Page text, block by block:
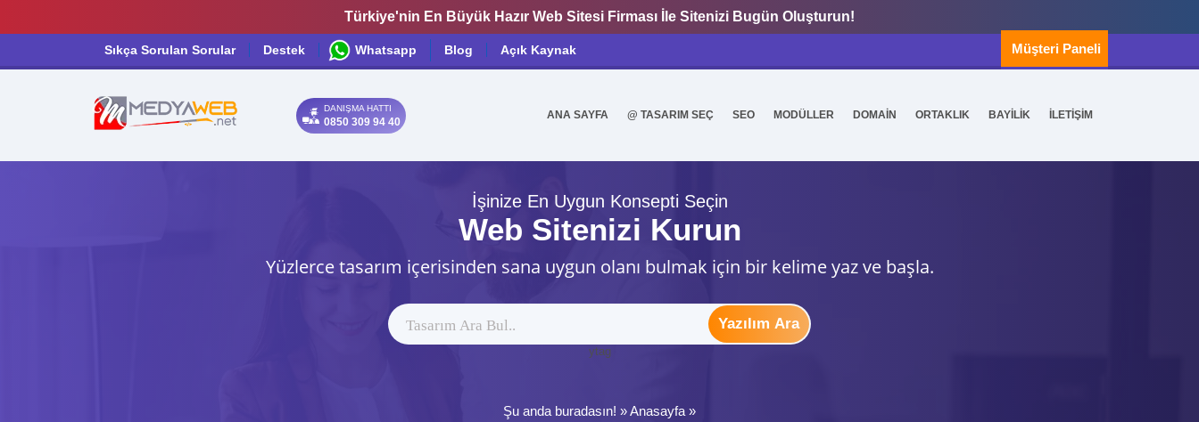
Türkiye'nin En Büyük Hazır Web Sitesi Firması İle Sitenizi Bugün Oluşturun!
Sıkça Sorulan Sorular Destek Whatsapp Blog Açık Kaynak Müşteri Paneli
DANIŞMA HATTI
0850 309 94 40
ANA SAYFA @ TASARIM SEÇ SEO MODÜLLER DOMAİN ORTAKLIK BAYİLİK İLETİŞİM
İşinize En Uygun Konsepti Seçin
Web Sitenizi Kurun
Yüzlerce tasarım içerisinden sana uygun olanı bulmak için bir kelime yaz ve başla.
Yazılım Ara
ytag
Şu anda buradasın! »Anasayfa »